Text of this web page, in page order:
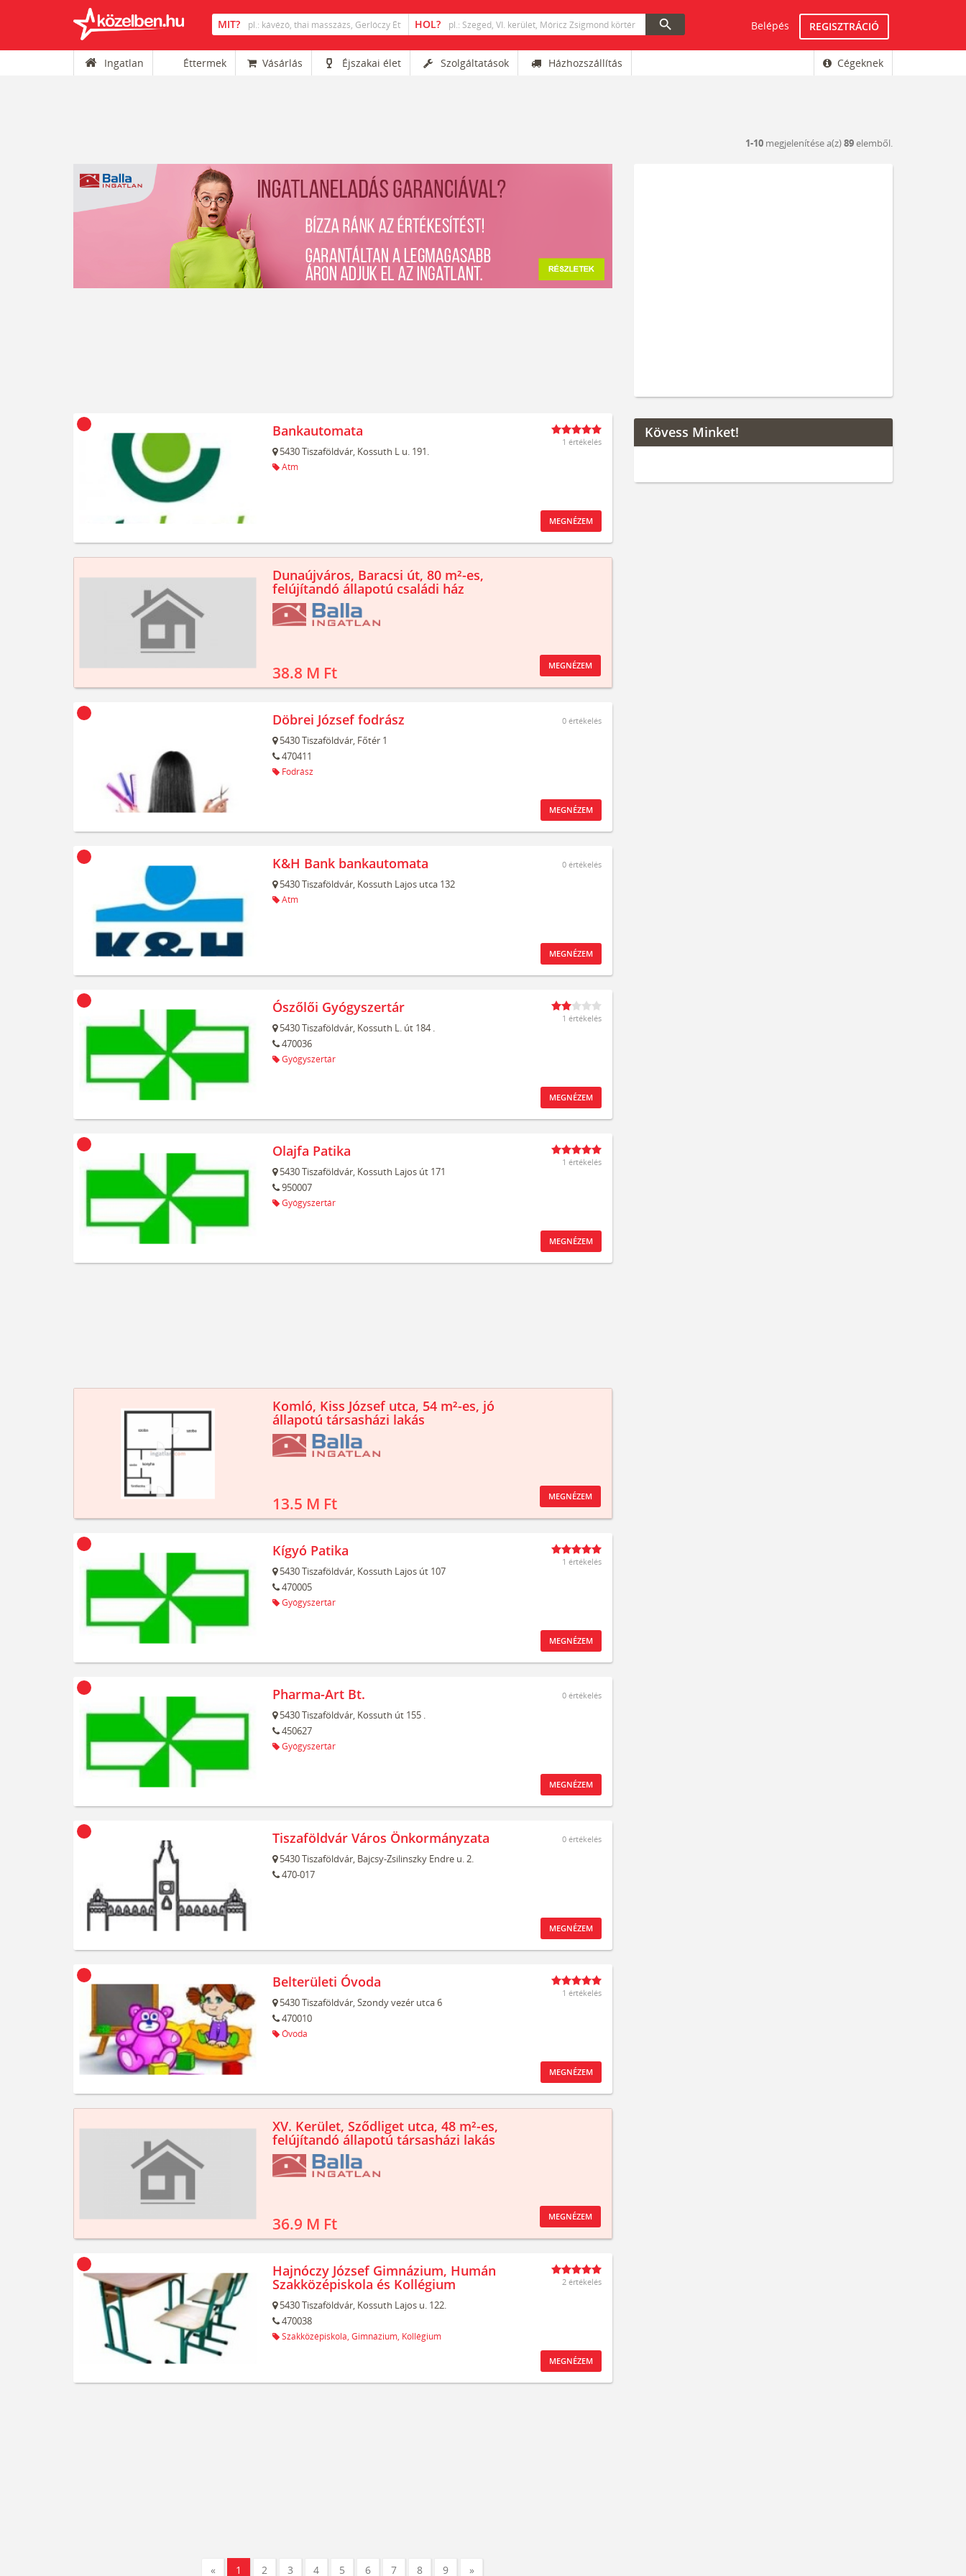
search Belépés REGISZTRÁCIÓ
Ingatlan Éttermek Vásárlás Éjszakai élet Szolgáltatások Házhozszállítás Cégeknek
1-10 megjelenítése a(z)89elemből.
Bankautomata
5430Tiszaföldvár, Kossuth L u. 191.
Atm
1 értékelés
MEGNÉZEM
Dunaújváros, Baracsi út, 80 m²-es,
felújítandó állapotú családi ház
38.8 M Ft MEGNÉZEM
Döbrei József fodrász
5430Tiszaföldvár, Főtér 1
470411
Fodrász
0 értékelés
MEGNÉZEM
K&H Bank bankautomata
5430Tiszaföldvár, Kossuth Lajos utca 132
Atm
0 értékelés
MEGNÉZEM
Ószőlői Gyógyszertár
5430Tiszaföldvár, Kossuth L. út 184 .
470036
Gyógyszertár
1 értékelés
MEGNÉZEM
Olajfa Patika
5430Tiszaföldvár, Kossuth Lajos út 171
950007
Gyógyszertár
1 értékelés
MEGNÉZEM
Komló, Kiss József utca, 54 m²-es, jó
állapotú társasházi lakás
13.5 M Ft MEGNÉZEM
Kígyó Patika
5430Tiszaföldvár, Kossuth Lajos út 107
470005
Gyógyszertár
1 értékelés
MEGNÉZEM
Pharma-Art Bt.
5430Tiszaföldvár, Kossuth út 155 .
450627
Gyógyszertár
0 értékelés
MEGNÉZEM
Tiszaföldvár Város Önkormányzata
5430Tiszaföldvár, Bajcsy-Zsilinszky Endre u. 2.
470-017
0 értékelés
MEGNÉZEM
Belterületi Óvoda
5430Tiszaföldvár,Szondy vezér utca 6
470010
Óvoda
1 értékelés
MEGNÉZEM
XV. Kerület, Sződliget utca, 48 m²-es,
felújítandó állapotú társasházi lakás
36.9 M Ft MEGNÉZEM
Hajnóczy József Gimnázium, Humán
Szakközépiskola és Kollégium
5430Tiszaföldvár, Kossuth Lajos u. 122.
470038
Szakközépiskola, Gimnázium, Kollégium
2 értékelés
MEGNÉZEM
« 1 2 3 4 5 6 7 8 9 »
Kövess Minket!